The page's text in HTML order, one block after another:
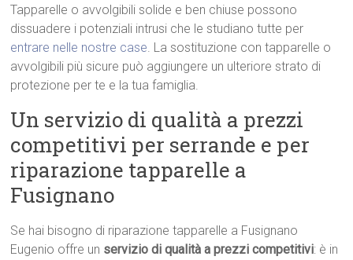
Tapparelle o avvolgibili solide e ben chiuse possono
dissuadere i potenziali intrusi che le studiano tutte per
entrare nelle nostre case. La sostituzione con tapparelle o
avvolgibili più sicure può aggiungere un ulteriore strato di
protezione per te e la tua famiglia.
Un servizio di qualità a prezzi
competitivi per serrande e per
riparazione tapparelle a
Fusignano
Se hai bisogno di riparazione tapparelle a Fusignano
Eugenio offre un servizio di qualità a prezzi competitivi: è in